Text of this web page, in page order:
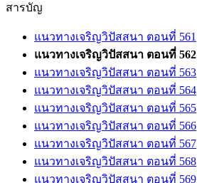
สารบัญ
แนวทางเจริญวิปัสสนา ตอนที่ 561
แนวทางเจริญวิปัสสนา ตอนที่ 562
แนวทางเจริญวิปัสสนา ตอนที่ 563
แนวทางเจริญวิปัสสนา ตอนที่ 564
แนวทางเจริญวิปัสสนา ตอนที่ 565
แนวทางเจริญวิปัสสนา ตอนที่ 566
แนวทางเจริญวิปัสสนา ตอนที่ 567
แนวทางเจริญวิปัสสนา ตอนที่ 568
แนวทางเจริญวิปัสสนา ตอนที่ 569